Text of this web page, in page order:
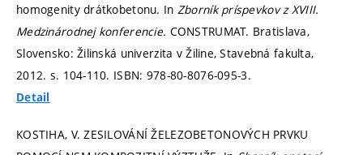
homogenity drátkobetonu. In Zborník príspevkov z XVIII.
Medzinárodnej konferencie. CONSTRUMAT. Bratislava,
Slovensko: Žilinská univerzita v Žiline, Stavebná fakulta,
2012. s. 104-110. ISBN: 978-80-8076-095-3.
Detail
KOSTIHA, V. ZESILOVÁNÍ ŽELEZOBETONOVÝCH PRVKU